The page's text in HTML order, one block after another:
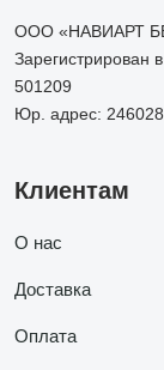
ООО «НАВИАРТ
Зарегистрирован
501209
Юр. адрес:
Клиентам
О нас
Доставка
Оплата